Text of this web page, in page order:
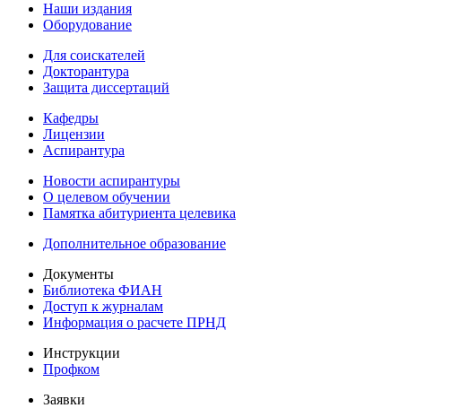
Наши издания
Оборудование
Для соискателей
Докторантура
Защита диссертаций
Кафедры
Лицензии
Аспирантура
Новости аспирантуры
О целевом обучении
Памятка абитуриента целевика
Дополнительное образование
Документы
Библиотека ФИАН
Доступ к журналам
Информация о расчете ПРНД
Инструкции
Профком
Заявки